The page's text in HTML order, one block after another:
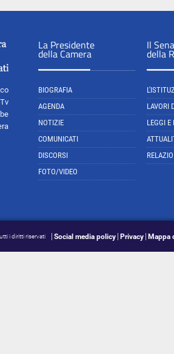
La Presidente
della Camera
BIOGRAFIA
AGENDA
NOTIZIE
COMUNICATI
DISCORSI
FOTO/VIDEO
Il
della
LAVORI
LEGGI E
i diritti riservati Social media policy Privacy Mappa